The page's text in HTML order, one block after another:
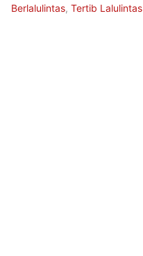
Berlalulintas, Tertib Lalulintas